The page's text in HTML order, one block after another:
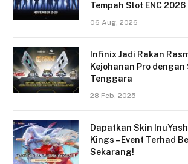
Tempah Slot ENC 2026
06 Aug, 2026
Infinix Jadi Rakan
Kejohanan Pro dengan
Tenggara
28 Feb, 2025
Dapatkan Skin
Kings – Event Terhad
Sekarang!